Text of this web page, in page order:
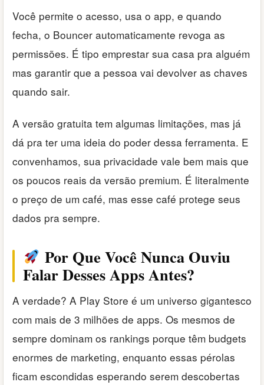
Você permite o acesso, usa o app, e quando
fecha, o Bouncer automaticamente revoga as
permissões. É tipo emprestar sua casa pra alguém
mas garantir que a pessoa vai devolver as chaves
quando sair.
A versão gratuita tem algumas limitações, mas já
dá pra ter uma ideia do poder dessa ferramenta. E
convenhamos, sua privacidade vale bem mais que
os poucos reais da versão premium. É literalmente
o preço de um café, mas esse café protege seus
dados pra sempre.
Por Que Você Nunca Ouviu
Falar Desses Apps Antes?
A verdade? A Play Store é um universo gigantesco
com mais de 3 milhões de apps. Os mesmos de
sempre dominam os rankings porque têm budgets
enormes de marketing, enquanto essas pérolas
ficam escondidas esperando serem descobertas